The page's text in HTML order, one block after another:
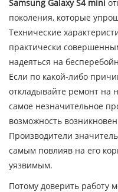
Samsung Galaxy S4 mini
поколения, которые
Технические
практически
надеяться на
Если по какой-либо
откладывайте ремонт на
самое незначительное
возможность
Производители
самым повлияв на его
уязвимым.
Потому доверить работу